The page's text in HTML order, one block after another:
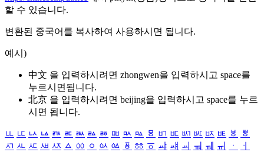
할 수 있습니다.
변환된 중국어를 복사하여 사용하시면 됩니다.
예시)
中文 을 입력하시려면 zhongwen을 입력하시고 space를
누르시면됩니다.
北京 을 입력하시려면 beijing을 입력하시고 space를 누르
시면 됩니다.
ㅥ ㅦ ㅧ ㅨ ㅩ ㅪ ㅫ ㅬ ㅭ ㅮ ㅯ ㅰ ㅱ ㅲ ㅳ ㅴ ㅵ ㅶ ㅷ ㅸ
ㅹ
ㅺ ㅻ ㅼ ㅽ ㅾ ㅿ ㆀ ㆁ ㆂ ㆃ ㆄ ㆅ ㆆ ㆇ ㆈ ㆉ ㆊ ㆋ ㆌ ㆍ
ㆎ